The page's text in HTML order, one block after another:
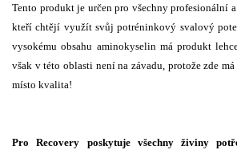
Tento produkt je určen pro všechny profesionální
kteří chtějí využít svůj potréninkový svalový
vysokému obsahu aminokyselin má produkt
však v této oblasti není na závadu, protože zde
místo kvalita!
Pro Recovery poskytuje všechny živiny